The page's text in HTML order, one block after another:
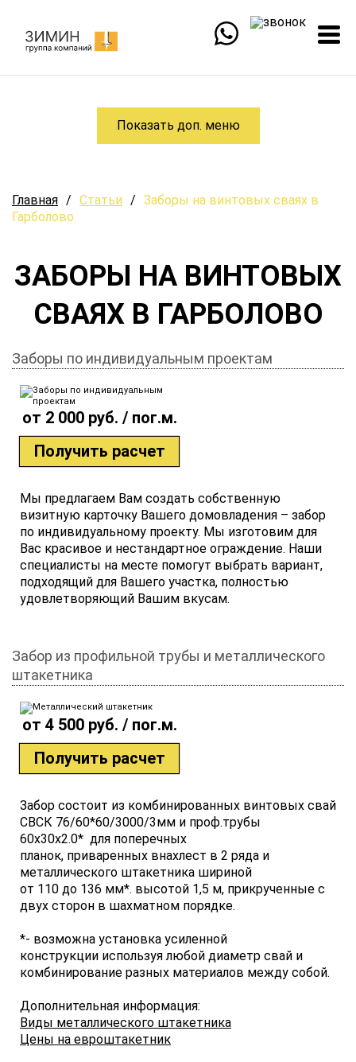
Показать доп. меню
Главная / Статьи / Заборы на винтовых сваях в
Гарболово
ЗАБОРЫ НА ВИНТОВЫХ
СВАЯХ В ГАРБОЛОВО
Заборы по индивидуальным проектам
от 2 000 руб. / пог.м.
Получить расчет
Мы предлагаем Вам создать собственную
визитную карточку Вашего домовладения – забор
по индивидуальному проекту. Мы изготовим для
Вас красивое и нестандартное ограждение. Наши
специалисты на месте помогут выбрать вариант,
подходящий для Вашего участка, полностью
удовлетворяющий Вашим вкусам.
Забор из профильной трубы и металлического
штакетника
от 4 500 руб. / пог.м.
Получить расчет
Забор состоит из комбинированных винтовых свай
СВСК 76/60*60/3000/3мм и проф.трубы
60х30х2.0* для поперечных
планок, приваренных внахлест в 2 ряда и
металлического штакетника шириной
от 110 до 136 мм*. высотой 1,5 м, прикрученные с
двух сторон в шахматном порядке.
*- возможна установка усиленной
конструкции используя любой диаметр свай и
комбинирование разных материалов между собой.
Дополнительная информация:
Виды металлического штакетника
Цены на евроштакетник